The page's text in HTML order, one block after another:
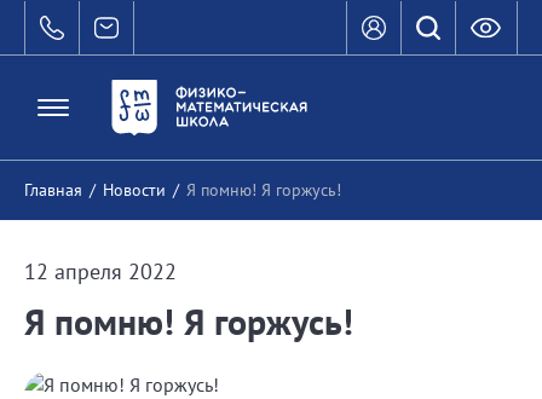
Главная / Новости / Я помню! Я горжусь!
12 апреля 2022
Я помню! Я горжусь!